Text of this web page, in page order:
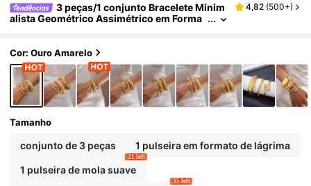
3 peças/1 conjunto Bracelete Minim
alista Geométrico Assimétrico em Forma
4,82 (500+)
Cor: Ouro Amarelo
Tamanho
conjunto de 3 peças 1 pulseira em formato de lágrima
1 pulseira de mola suave
21 left
35 left